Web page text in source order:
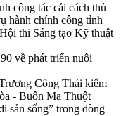
công tác cải cách thủ
hành chính công tỉnh
thi Sáng tạo Kỹ thuật
về phát triển nuôi
Công Thái kiểm
- Buôn Ma Thuột
sản sống” trong dòng